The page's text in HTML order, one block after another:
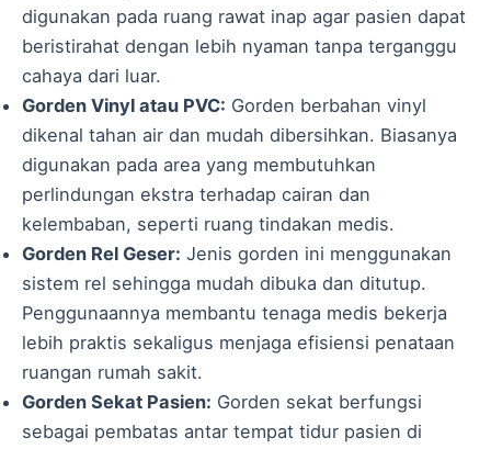
digunakan pada ruang rawat inap agar pasien dapat
beristirahat dengan lebih nyaman tanpa terganggu
cahaya dari luar.
Gorden Vinyl atau PVC: Gorden berbahan vinyl
dikenal tahan air dan mudah dibersihkan. Biasanya
digunakan pada area yang membutuhkan
perlindungan ekstra terhadap cairan dan
kelembaban, seperti ruang tindakan medis.
Gorden Rel Geser: Jenis gorden ini menggunakan
sistem rel sehingga mudah dibuka dan ditutup.
Penggunaannya membantu tenaga medis bekerja
lebih praktis sekaligus menjaga efisiensi penataan
ruangan rumah sakit.
Gorden Sekat Pasien: Gorden sekat berfungsi
sebagai pembatas antar tempat tidur pasien di